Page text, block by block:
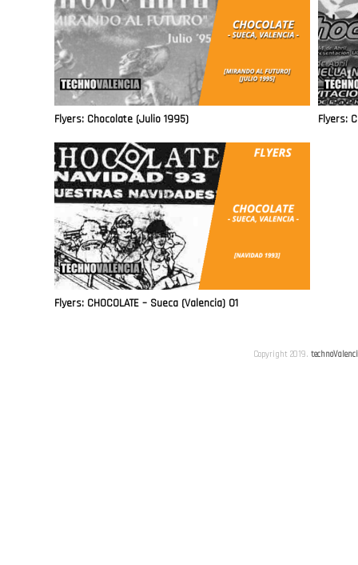
Flyers: Chocolate (Julio 1995) Flyers:
Flyers: CHOCOLATE – Sueca (Valencia) 01
Copyright 2019.